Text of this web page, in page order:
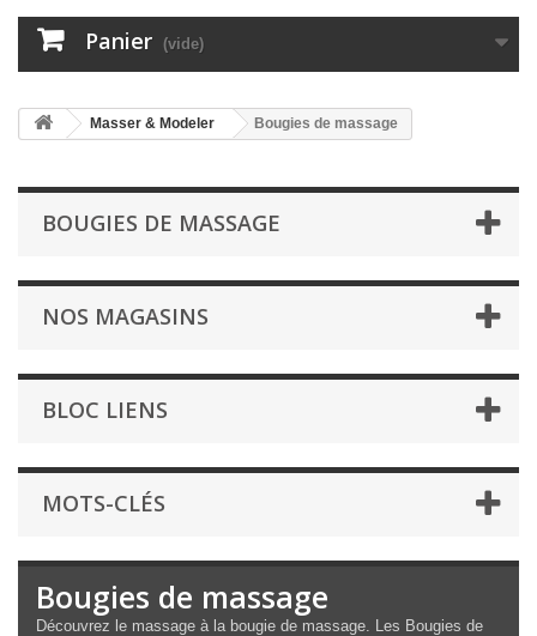
Panier (vide)
Masser & Modeler Bougies de massage
BOUGIES DE MASSAGE
NOS MAGASINS
BLOC LIENS
MOTS-CLÉS
Bougies de massage
Découvrez le massage à la bougie de massage. Les Bougies de